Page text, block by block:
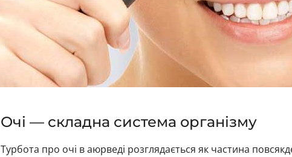
Очі — складна система організму
Турбота про очі в аюрведі розглядається як частина